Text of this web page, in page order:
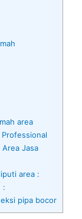
area
Jasa
area :
:
pipa bocor